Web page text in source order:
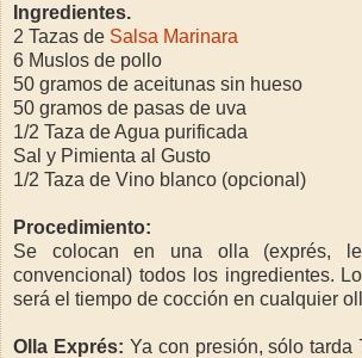
Ingredientes.
2 Tazas de Salsa Marinara
6 Muslos de pollo
50 gramos de aceitunas sin hueso
50 gramos de pasas de uva
1/2 Taza de Agua purificada
Sal y Pimienta al Gusto
1/2 Taza de Vino blanco (opcional)
Procedimiento:
Se colocan en una olla (exprés,
convencional) todos los ingredientes.
será el tiempo de cocción en cualquier
Olla Exprés: Ya con presión, sólo tarda